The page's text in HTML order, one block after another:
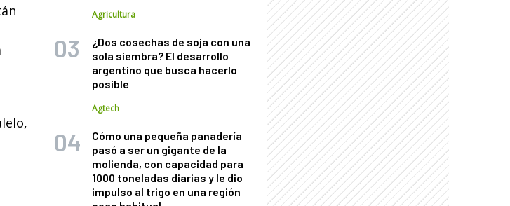
Agricultura
¿Dos cosechas de soja con una
sola siembra? El desarrollo
argentino que busca hacerlo
posible
Agtech
Cómo una pequeña panadería
pasó a ser un gigante de la
molienda, con capacidad para
1000 toneladas diarias y le dio
impulso al trigo en una región